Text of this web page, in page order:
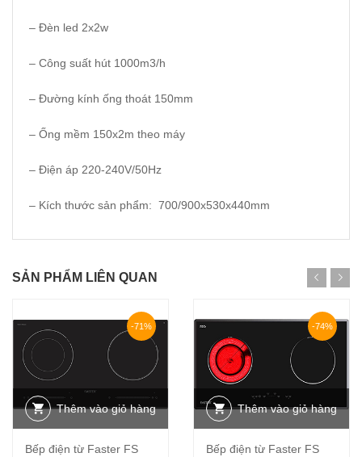
– Đèn led 2x2w
– Công suất hút 1000m3/h
– Đường kính ống thoát 150mm
– Ống mềm 150x2m theo máy
– Điện áp 220-240V/50Hz
– Kích thước sản phẩm: 700/900x530x440mm
SẢN PHẨM LIÊN QUAN
-71%
Thêm vào giỏ hàng
Bếp điện từ Faster FS
-74%
Thêm vào giỏ hàng
Bếp điện từ Faster FS